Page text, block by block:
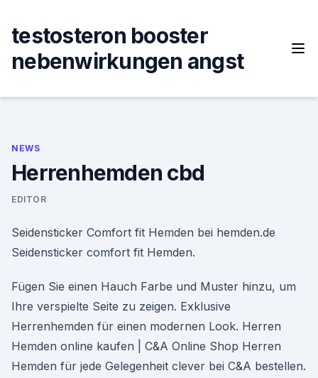
content
testosteron booster
nebenwirkungen angst
NEWS
Herrenhemden cbd
EDITOR
Seidensticker Comfort fit Hemden bei hemden.de
Seidensticker comfort fit Hemden.
Fügen Sie einen Hauch Farbe und Muster hinzu, um
Ihre verspielte Seite zu zeigen. Exklusive
Herrenhemden für einen modernen Look. Herren
Hemden online kaufen | C&A Online Shop Herren
Hemden für jede Gelegenheit clever bei C&A bestellen.